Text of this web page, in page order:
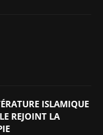
ISLAMIQUE
REJOINT LA